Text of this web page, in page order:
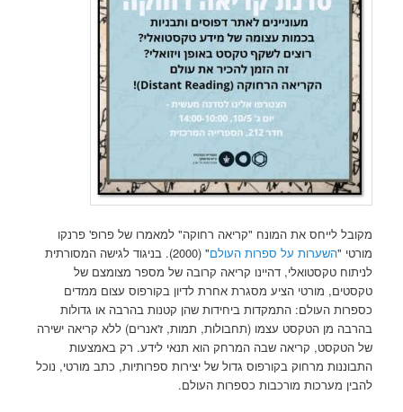
מקובל לייחס את המונח "קריאה רחוקה" למאמרו של פרופ' פרנקו
מורטי "השערות על ספרות העולם
" (2000). בניגוד לגישה המסורתית
לניתוח טקסטואלי, דהיינו קריאה קרובה של מספר מצומצם של
טקסטים, מורטי הציע מסגרת אחרת לדיון בקורפוס עצום ממדים
כספרות העולם: התמקדות ביחידות שהן קטנות בהרבה או גדולות
בהרבה מן הטקסט עצמו (תחבולות, תמות, ז'אנרים) ללא קריאה ישירה
של הטקסט, קריאה שבה המרחק הוא תנאי לידע. רק באמצעות
התבוננות מרחוק בקורפוס גדול של יצירות ספרותיות, כתב מורטי, נוכל
להבין מערכות מורכבות כספרות העולם.